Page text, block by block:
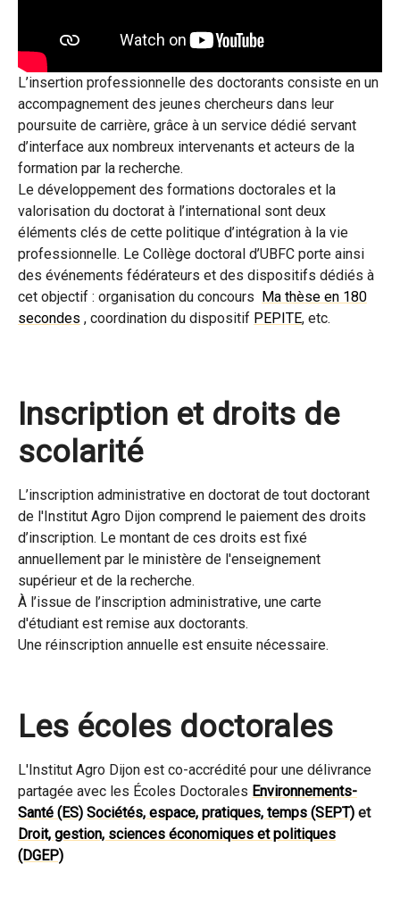
L’insertion professionnelle des doctorants consiste en un
accompagnement des jeunes chercheurs dans leur
poursuite de carrière, grâce à un service dédié servant
d’interface aux nombreux intervenants et acteurs de la
formation par la recherche.
Le développement des formations doctorales et la
valorisation du doctorat à l’international sont deux
éléments clés de cette politique d’intégration à la vie
professionnelle. Le Collège doctoral d’UBFC porte ainsi
des événements fédérateurs et des dispositifs dédiés à
cet objectif : organisation du concours Ma thèse en 180
secondes , coordination du dispositif PEPITE, etc.
Inscription et droits de
scolarité
L’inscription administrative en doctorat de tout doctorant
de l'Institut Agro Dijon comprend le paiement des droits
d’inscription. Le montant de ces droits est fixé
annuellement par le ministère de l'enseignement
supérieur et de la recherche.
À l’issue de l’inscription administrative, une carte
d'étudiant est remise aux doctorants.
Une réinscription annuelle est ensuite nécessaire.
Les écoles doctorales
L'Institut Agro Dijon est co-accrédité pour une délivrance
partagée avec les Écoles Doctorales Environnements-
Santé (ES) Sociétés, espace, pratiques, temps (SEPT) et
Droit, gestion, sciences économiques et politiques
(DGEP)